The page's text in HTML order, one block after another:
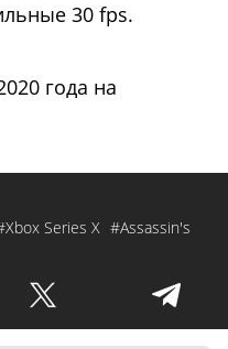
30 fps.
года на
Series X #Assassin's